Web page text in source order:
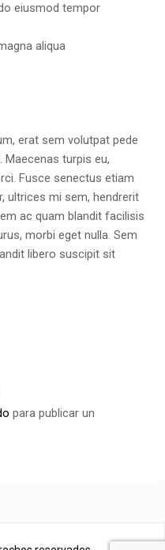
eiusmod tempor
aliqua
erat sem volutpat pede
turpis eu,
Fusce senectus etiam
ultrices mi sem, hendrerit
ac quam blandit facilisis
morbi eget nulla. Sem
libero suscipit sit
para publicar un